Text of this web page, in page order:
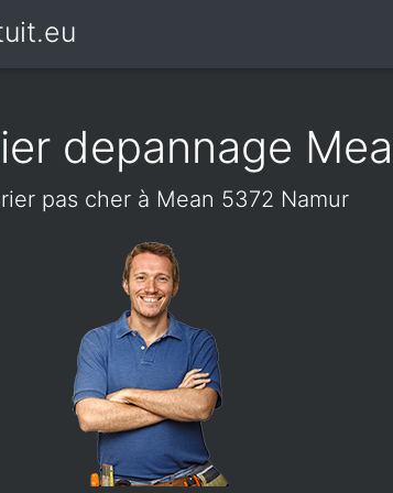
depannage
pas cher à Mean 5372 Namur